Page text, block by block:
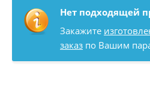
Нет подходящей
Закажите
заказ по Вашим